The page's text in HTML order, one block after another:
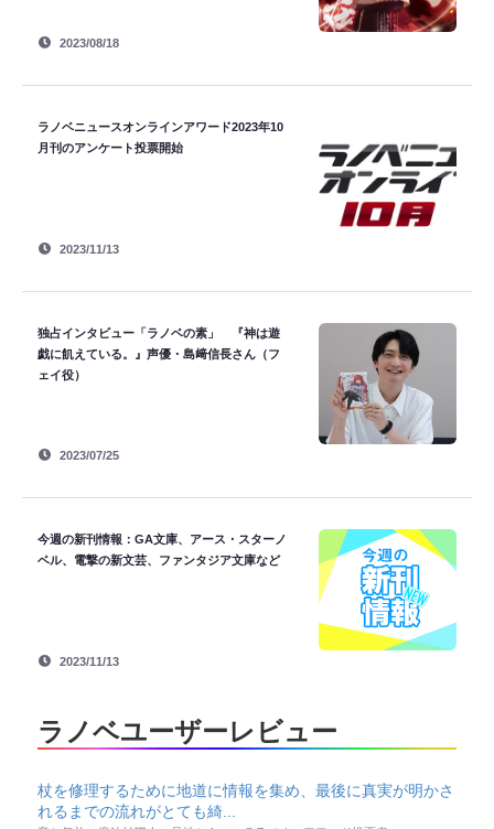
2023/08/18
ラノベニュースオンラインアワード2023年10
月刊のアンケート投票開始
2023/11/13
独占インタビュー「ラノベの素」 『神は遊
戯に飢えている。』声優・島﨑信長さん（フ
ェイ役）
2023/07/25
今週の新刊情報：GA文庫、アース・スターノ
ベル、電撃の新文芸、ファンタジア文庫など
2023/11/13
ラノベユーザーレビュー
杖を修理するために地道に情報を集め、最後に真実が明かさ
れるまでの流れがとても綺...